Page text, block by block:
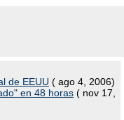
de EEUU ( ago 4, 2006)
en 48 horas ( nov 17,